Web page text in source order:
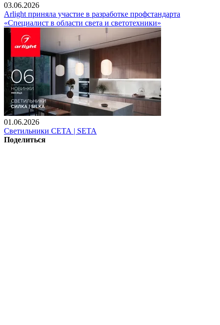
03.06.2026
Arlight приняла участие в разработке профстандарта
«Специалист в области света и светотехники»
01.06.2026
Светильники СЕТА | SETA
Поделиться